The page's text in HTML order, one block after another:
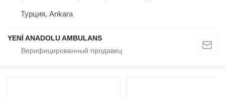
Турция, Ankara
YENİ ANADOLU AMBULANS